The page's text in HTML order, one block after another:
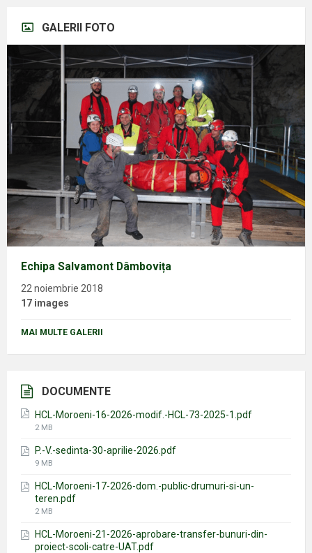
GALERII FOTO
Echipa Salvamont Dâmbovița
22 noiembrie 2018
17 images
MAI MULTE GALERII
DOCUMENTE
HCL-Moroeni-16-2026-modif.-HCL-73-2025-1.pdf
File
2 MB
P.-V.-sedinta-30-aprilie-2026.pdf
File
9 MB
HCL-Moroeni-17-2026-dom.-public-drumuri-si-un-
teren.pdf
File
2 MB
HCL-Moroeni-21-2026-aprobare-transfer-bunuri-din-
proiect-scoli-catre-UAT.pdf